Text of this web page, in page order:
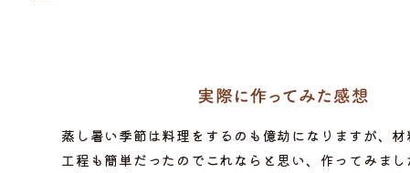
蒸し暑い季節は料理をするのも億劫になりますが、材
工程も簡単だったのでこれならと思い、作ってみまし
メニューから選ぶ